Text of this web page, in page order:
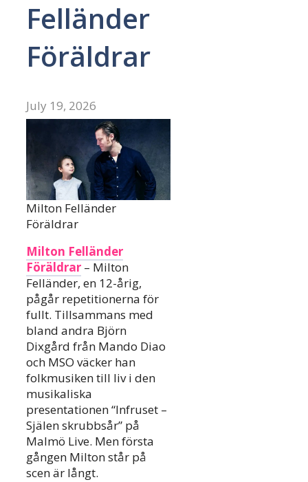
Felländer
Föräldrar
July 19, 2026
Milton Felländer
Föräldrar
Milton Felländer
Föräldrar – Milton
Felländer, en 12-årig,
pågår repetitionerna för
fullt. Tillsammans med
bland andra Björn
Dixgård från Mando Diao
och MSO väcker han
folkmusiken till liv i den
musikaliska
presentationen “Infruset –
Själen skrubbsår” på
Malmö Live. Men första
gången Milton står på
scen är långt.